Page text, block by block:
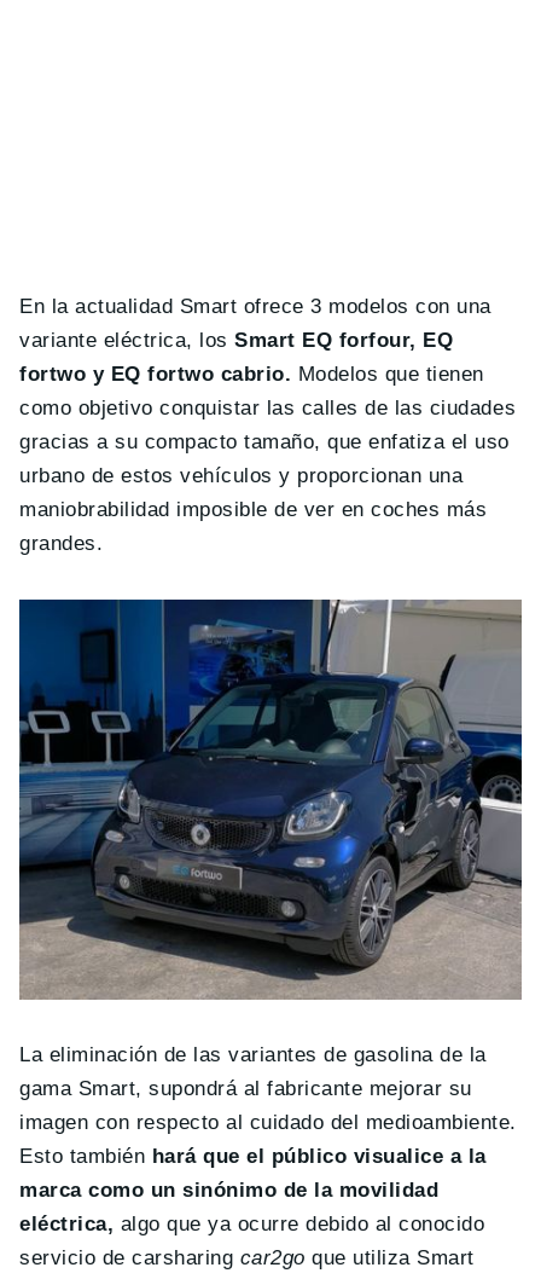
En la actualidad Smart ofrece 3 modelos con una
variante eléctrica, losSmart EQ forfour, EQ
fortwo y EQ fortwo cabrio. Modelos que tienen
como objetivo conquistar las calles de las ciudades
gracias a su compacto tamaño, que enfatiza el uso
urbano de estos vehículos y proporcionan una
maniobrabilidad imposible de ver en coches más
grandes.
La eliminación de las variantes de gasolina de la
gama Smart, supondrá al fabricante mejorar su
imagen con respecto al cuidado del medioambiente.
Esto también hará que el público visualice a la
marca como un sinónimo de la movilidad
eléctrica, algo que ya ocurre debido al conocido
servicio de carsharing car2go que utiliza Smart